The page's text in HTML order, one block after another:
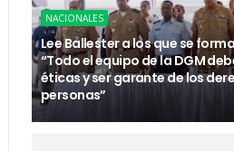
NACIONALES
Lee Ballester a los que se
“Todo el equipo de la DGM
éticas y ser garante de los
personas”